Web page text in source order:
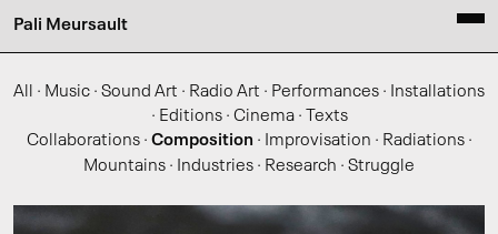
Pali Meursault
All · Music · Sound Art · Radio Art · Performances · Installations
· Editions· Cinema·
Texts
Collaborations· Composition · Improvisation · Radiations·
Mountains · Industries · Research · Struggle